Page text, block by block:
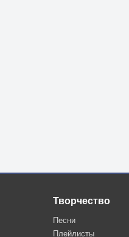
Творчество
Песни
Плейлисты